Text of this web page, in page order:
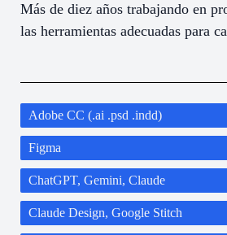
Más de diez años trabajando en
las herramientas adecuadas para
Adobe CC (.ai .psd .indd)
Figma
ChatGPT, Gemini, Claude
Claude Design, Google Stitch